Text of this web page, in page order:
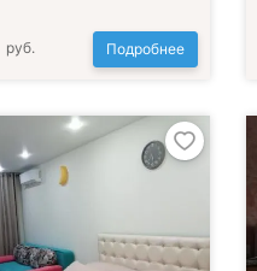
руб. Подробнее